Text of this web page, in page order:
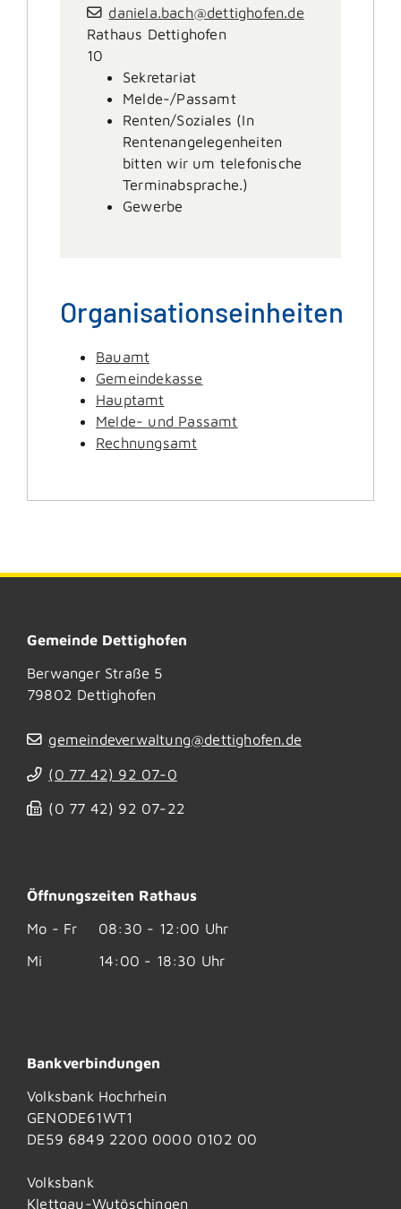
daniela.bach@dettighofen.de
Rathaus Dettighofen
10
Sekretariat
Melde-/Passamt
Renten/Soziales (In
Rentenangelegenheiten
bitten wir um telefonische
Terminabsprache.)
Gewerbe
Organisationseinheiten
Bauamt
Gemeindekasse
Hauptamt
Melde- und Passamt
Rechnungsamt
Gemeinde Dettighofen
Berwanger Straße 5
79802 Dettighofen
gemeindeverwaltung@dettighofen.de
(0 77 42) 92 07-0
(0 77 42) 92 07-22
Öffnungszeiten Rathaus
Mo - Fr
08:30 - 12:00 Uhr
Mi
14:00 - 18:30 Uhr
Bankverbindungen
Volksbank Hochrhein
GENODE61WT1
DE59 6849 2200 0000 0102 00
Volksbank
Klettgau-Wutöschingen